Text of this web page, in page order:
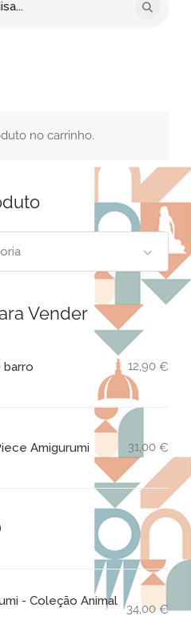
no carrinho.
Vender
barro 12,90 €
Amigurumi 31,00 €
- Coleção Animal
34,00€